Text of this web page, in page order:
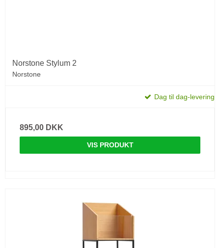
Norstone Stylum 2
Norstone
Dag til dag-levering
895,00 DKK
VIS PRODUKT